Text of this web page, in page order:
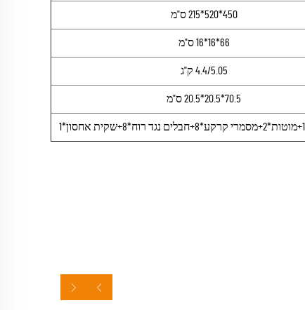
450*520*215 ס"מ
66*16*16 ס"מ
4.4/5.05 ק"ג
70.5*20.5*20.5 ס"מ